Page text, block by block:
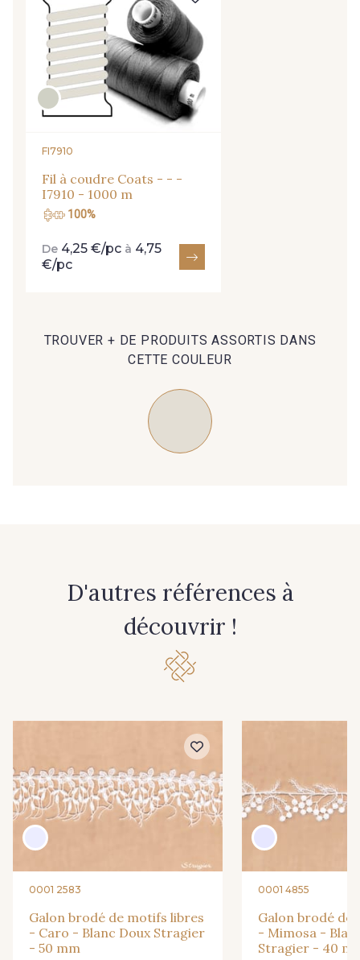
FI7910
Fil à coudre Coats - - -
I7910 - 1000 m
100%
De 4,25 €/pc à 4,75
€/pc
TROUVER + DE PRODUITS ASSORTIS DANS
CETTE COULEUR
D'autres références à
découvrir !
0001 2583
Galon brodé de motifs libres
- Caro - Blanc Doux Stragier
- 50 mm
0001 4855
Galon brodé de
- Mimosa -
Stragier - 40
Cadeau : 10% offerts sur votre
commande !
Recevez chaque semaine un clin d’œil rempli de
nouveautés, d’inspirations et de promotions.